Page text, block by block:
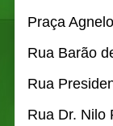
Praça
Rua Barão
Rua
Rua Dr. Nilo